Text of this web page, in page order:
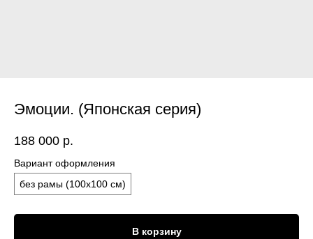
Эмоции. (Японская серия)
188 000 р.
Вариант оформления
без рамы (100х100 см)
В корзину